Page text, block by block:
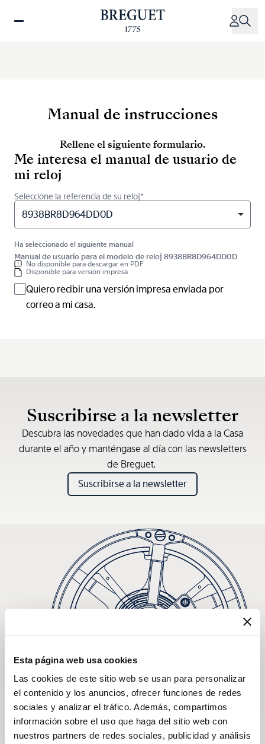
Esta página web usa cookies
Las cookies de este sitio web se usan para personalizar
el contenido y los anuncios, ofrecer funciones de redes
sociales y analizar el tráfico. Además, compartimos
información sobre el uso que haga del sitio web con
nuestros partners de redes sociales, publicidad y análisis
Manual de instrucciones
Rellene el siguiente formulario.
Me interesa el manual de usuario de
mi reloj
Seleccione la referencia de su reloj*
8938BR8D964DD0D
Ha seleccionado el siguiente manual
Manual de usuario para el modelo de reloj 8938BR8D964DD0D
No disponible para descargar en PDF
Disponible para versión impresa
Quiero recibir una versión impresa enviada por
correo a mi casa.
Suscribirse a la newsletter
Descubra las novedades que han dado vida a la Casa
durante el año y manténgase al día con las newsletters
de Breguet.
Suscribirse a la newsletter